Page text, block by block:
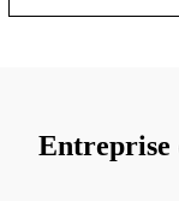
Entreprise